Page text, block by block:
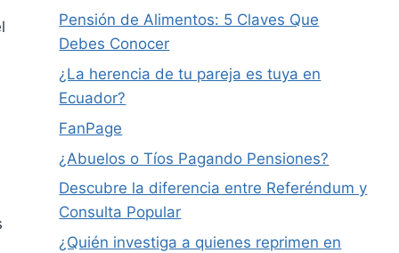
Pensión de Alimentos: 5 Claves Que
Debes Conocer
¿La herencia de tu pareja es tuya en
Ecuador?
FanPage
¿Abuelos o Tíos Pagando Pensiones?
Descubre la diferencia entre Referéndum y
Consulta Popular
¿Quién investiga a quienes reprimen en